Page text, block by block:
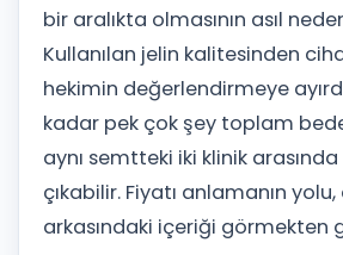
bir aralıkta olmasının asıl
Kullanılan jelin kalitesinden
hekimin değerlendirmeye
kadar pek çok şey toplam
aynı semtteki iki klinik
çıkabilir. Fiyatı anlamanın
arkasındaki içeriği görmekten